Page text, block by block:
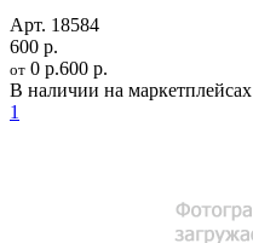
Арт. 18584
600 р.
от 0 р.600 р.
В наличии на маркетплейсах
1